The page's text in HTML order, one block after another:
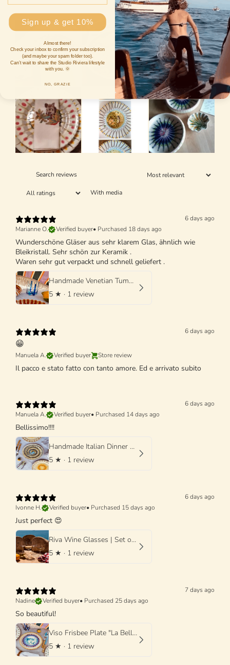
With media
6 days ago
Marianne O.
Verified buyer• Purchased 18 days ago
Wunderschöne Gläser aus sehr klarem Glas, ähnlich wie
Bleikristall. Sehr schön zur Keramik .
Waren sehr gut verpackt und schnell geliefert .
Handmade Venetian Tumbler Glass | Italian Mouth-Blown Glass
5 ★ · 1 review
6 days ago
😁
Manuela A. Verified buyer Store review
Il pacco e stato fatto con tanto amore. Ed e arrivato subito
6 days ago
Manuela A.
Verified buyer• Purchased 14 days ago
Bellissimo!!!!
Handmade Italian Dinner Plate 27 cm | Large Ceramic Plate "One of a kind"
5 ★ · 1 review
6 days ago
Ivonne H.
Verified buyer• Purchased 15 days ago
Just perfect 😍
Riva Wine Glasses | Set of 4 Handmade Wine Glasses
5 ★ · 1 review
7 days ago
Nadine
Verified buyer• Purchased 25 days ago
So beautiful!
Viso Frisbee Plate "La Bella Donna di Grottaglie" 25cm
5 ★ · 1 review
Sign up & get 10%
Almost there!
Check your inbox to confirm your subscription
(and maybe your spam folder too).
Can’t wait to share the Studio Riviera lifestyle
with you. 🌞
NO, GRAZiE